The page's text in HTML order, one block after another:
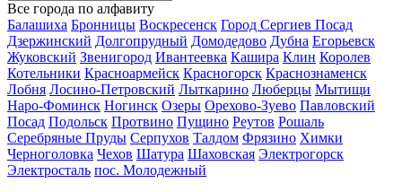
Все города по алфавиту
Балашиха Бронницы Воскресенск Город Сергиев Посад
Дзержинский Долгопрудный Домодедово Дубна Егорьевск
Жуковский Звенигород Ивантеевка Кашира Клин Королев
Котельники Красноармейск Красногорск Краснознаменск
Лобня Лосино-Петровский Лыткарино Люберцы Мытищи
Наро-Фоминск Ногинск Озеры Орехово-Зуево Павловский
Посад Подольск Протвино Пущино Реутов Рошаль
Серебряные Пруды Серпухов Талдом Фрязино Химки
Черноголовка Чехов Шатура Шаховская Электрогорск
Электросталь пос. Молодежный